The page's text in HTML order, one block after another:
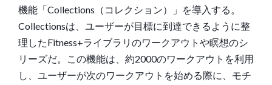
機能「Collections（コレクション）」を導入する 。
Collectionsは、ユーザーが目標に到達できるように整
理したFitness+ライブラリのワークアウトや瞑想のシ
リーズだ。この機能は、約2000のワークアウトを利用
し、ユーザーが次のワークアウトを始める際に、モチ